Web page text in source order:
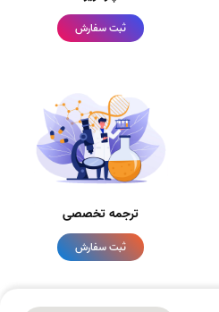
ثبت سفارش
ترجمه تخصصی
ثبت سفارش